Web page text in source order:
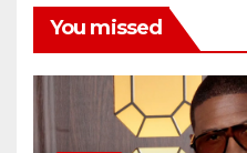
You missed